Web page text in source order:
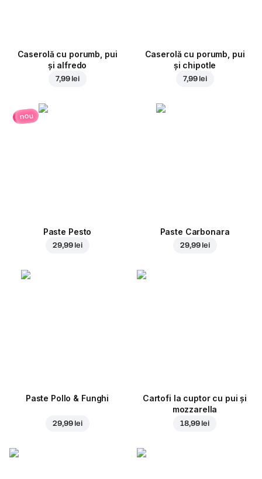
Caserolă cu porumb, pui
și alfredo
7,99 lei
Caserolă cu porumb, pui
și chipotle
7,99 lei
nou
Paste Pesto
29,99 lei
Paste Carbonara
29,99 lei
Paste Pollo & Funghi
29,99 lei
Cartofi la cuptor cu pui și
mozzarella
18,99 lei